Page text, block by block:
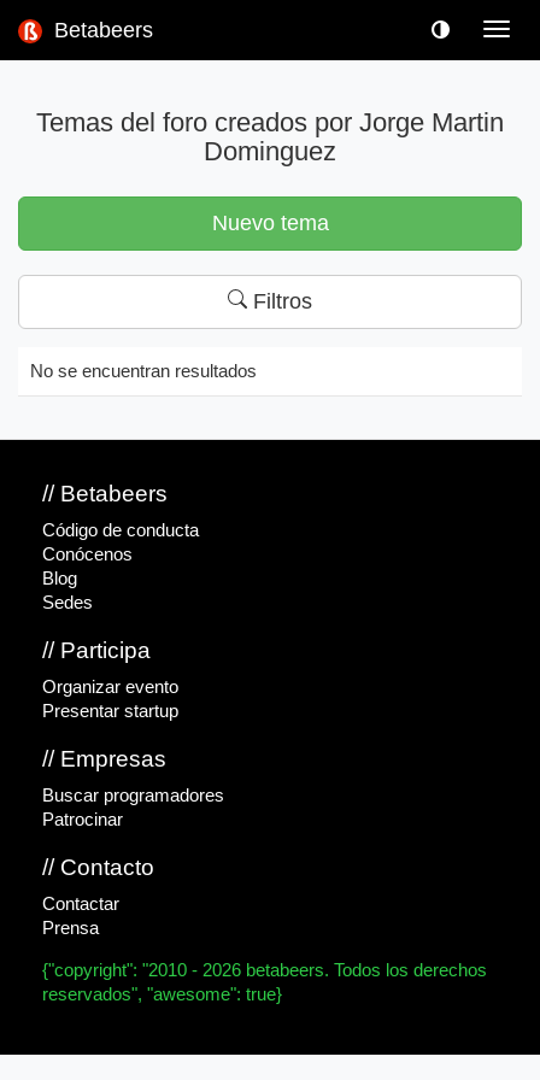
Betabeers
Temas del foro creados por Jorge Martin
Dominguez
Nuevo tema
Filtros
No se encuentran resultados
// Betabeers
Código de conducta
Conócenos
Blog
Sedes
// Participa
Organizar evento
Presentar startup
// Empresas
Buscar programadores
Patrocinar
// Contacto
Contactar
Prensa
{"copyright": "2010 - 2026 betabeers. Todos los derechos
reservados", "awesome": true}